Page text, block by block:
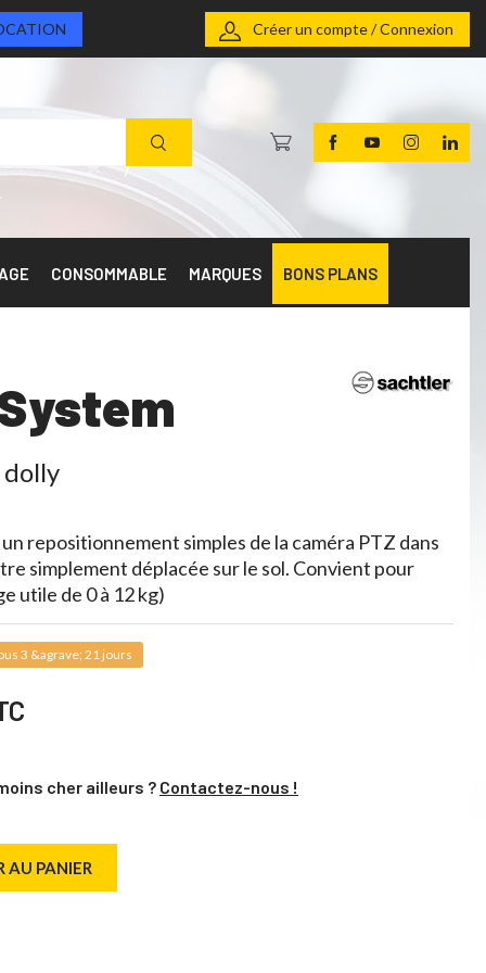
Créer un compte / Connexion
CONSOMMABLE MARQUES BONS PLANS
dolly
repositionnement simples de la caméra PTZ dans
simplement déplacée sur le sol. Convient pour
utile de 0 à 12 kg)
3 &agrave; 21 jours
cher ailleurs ? Contactez-nous !
AU PANIER